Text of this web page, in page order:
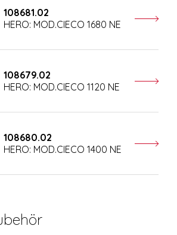
108681.02
HERO: MOD.CIECO 1680 NE
108679.02
HERO: MOD.CIECO 1120 NE
108680.02
HERO: MOD.CIECO 1400 NE